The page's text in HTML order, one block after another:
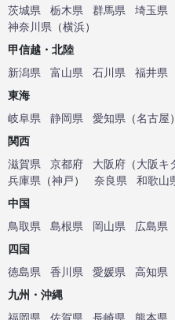
茨城県
栃木県 群馬県 埼玉県
神奈川県 （横浜）
甲信越・北陸
新潟県
富山県 石川県 福井県
東海
岐阜県
静岡県 愛知県 （名古屋）
関西
滋賀県
京都府 大阪府 （大阪キ
兵庫県 （神戸） 奈良県
和歌山
中国
鳥取県
島根県 岡山県 広島県
四国
徳島県
香川県 愛媛県
高知県
九州・沖縄
福岡県
佐賀県 長崎県 熊本県